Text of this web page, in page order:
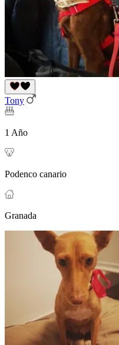
Tony
1 Año
Podenco canario
Granada